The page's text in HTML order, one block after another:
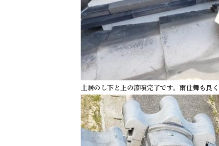
土居のし下と上の漆喰完了です。雨仕舞も良